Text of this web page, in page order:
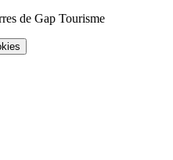
de Gap Tourisme